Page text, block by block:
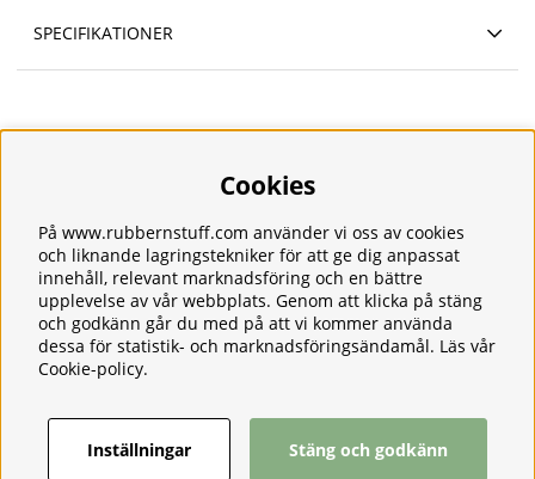
SPECIFIKATIONER
Frakt
Integritetspolicy
Kontakt
Kundservice
Köpvillkor
Tjänster
Ångerrätt & Returer
Om oss
Cookies
På www.rubbernstuff.com använder vi oss av cookies
och liknande lagringstekniker för att ge dig anpassat
innehåll, relevant marknadsföring och en bättre
upplevelse av vår webbplats. Genom att klicka på stäng
och godkänn går du med på att vi kommer använda
dessa för statistik- och marknadsföringsändamål. Läs vår
Cookie-policy.
Inställningar Stäng och godkänn